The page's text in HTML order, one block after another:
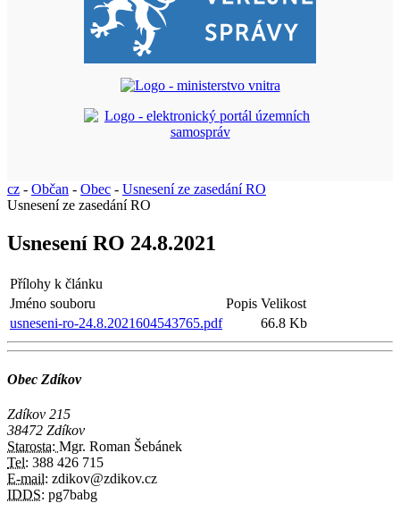
cz - Občan - Obec - Usnesení ze zasedání RO
Usnesení ze zasedání RO
Usnesení RO 24.8.2021
Přílohy k článku
Jméno souboru
Popis Velikost
usneseni-ro-24.8.2021604543765.pdf
66.8 Kb
Obec Zdíkov
Zdíkov 215
38472 Zdíkov
Starosta: Mgr. Roman Šebánek
Tel: 388 426 715
E-mail: zdikov@zdikov.cz
IDDS: pg7babg